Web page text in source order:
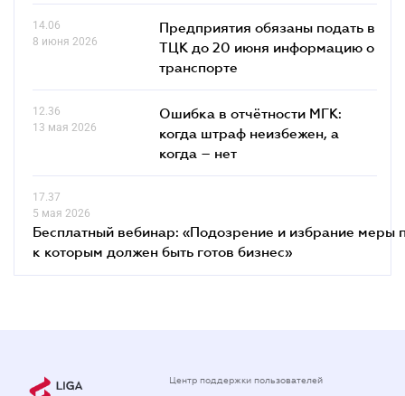
14.06
8 июня 2026
Предприятия обязаны подать в
ТЦК до 20 июня информацию о
транспорте
12.36
13 мая 2026
Ошибка в отчётности МГК:
когда штраф неизбежен, а
когда – нет
17.37
5 мая 2026
Бесплатный вебинар: «Подозрение и избрание меры
к которым должен быть готов бизнес»
Центр поддержки пользователей